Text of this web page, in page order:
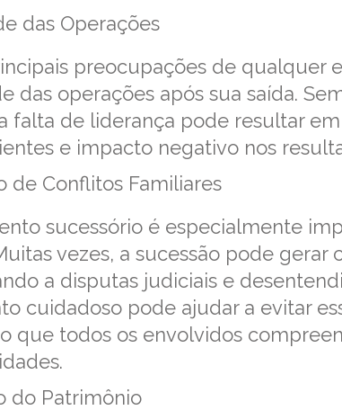
das Operações
preocupações de qualquer
das operações após sua saída.
falta de liderança pode resultar
e impacto negativo nos
de Conflitos Familiares
sucessório é especialmente
vezes, a sucessão pode
a disputas judiciais e
cuidadoso pode ajudar a evitar
que todos os envolvidos
do Patrimônio